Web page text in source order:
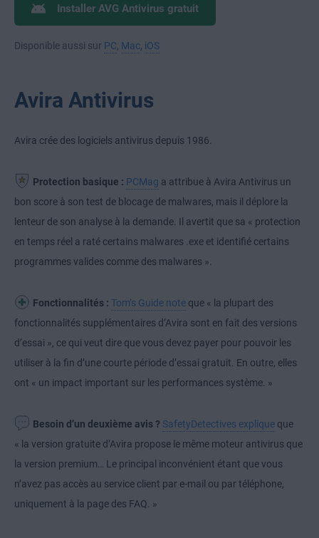
Installer AVG Antivirus gratuit
Disponible aussi sur PC, Mac, iOS
Avira Antivirus
Avira crée des logiciels antivirus depuis 1986.
Protection basique : PCMag a attribue à Avira Antivirus un
bon score à son test de blocage de malwares, mais il déplore la
lenteur de son analyse à la demande. Il avertit que sa « protection
en temps réel a raté certains malwares .exe et identifié certains
programmes valides comme des malwares ».
Fonctionnalités : Tom’s Guide note que « la plupart des
fonctionnalités supplémentaires d’Avira sont en fait des versions
d’essai », ce qui veut dire que vous devez payer pour pouvoir les
utiliser à la fin d’une courte période d’essai gratuit. En outre, elles
ont « un impact important sur les performances système. »
Besoin d’un deuxième avis ? SafetyDetectives explique que
« la version gratuite d’Avira propose le même moteur antivirus que
la version premium… Le principal inconvénient étant que vous
n’avez pas accès au service client par e-mail ou par téléphone,
uniquement à la page des FAQ. »